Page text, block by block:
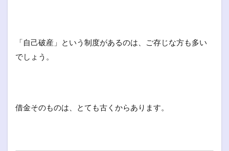
「自己破産」という制度があるのは、ご存じな方も多い
でしょう。
借金そのものは、とても古くからあります。